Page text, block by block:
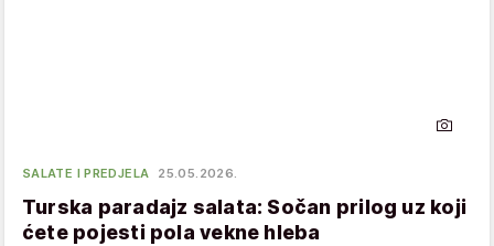
SALATE I PREDJELA 25.05.2026.
Turska paradajz salata: Sočan prilog uz koji
ćete pojesti pola vekne hleba